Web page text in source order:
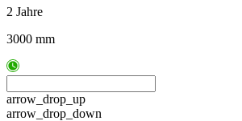
2 Jahre
3000 mm
arrow_drop_up
arrow_drop_down